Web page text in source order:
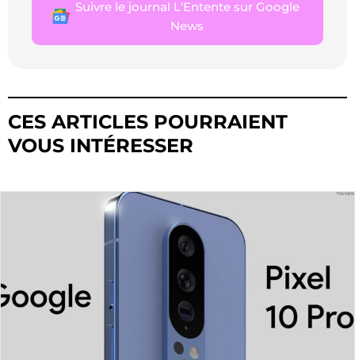
Suivre le journal L'Entente sur Google
News
CES ARTICLES POURRAIENT
VOUS INTÉRESSER